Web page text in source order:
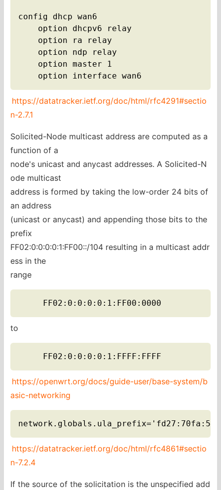
config dhcp wan6
option dhcpv6 relay
option ra relay
option ndp relay
option master 1
option interface wan6
https://datatracker.ietf.org/doc/html/rfc4291#sectio
n-2.7.1
Solicited-Node multicast address are computed as a
function of a
node's unicast and anycast addresses. A Solicited-N
ode multicast
address is formed by taking the low-order 24 bits of
an address
(unicast or anycast) and appending those bits to the
prefix
FF02:0:0:0:0:1:FF00::/104 resulting in a multicast addr
ess in the
range
FF02:0:0:0:0:1:FF00:0000
to
FF02:0:0:0:0:1:FFFF:FFFF
https://openwrt.org/docs/guide-user/base-system/b
asic-networking
https://datatracker.ietf.org/doc/html/rfc4861#sectio
n-7.2.4
If the source of the solicitation is the unspecified add